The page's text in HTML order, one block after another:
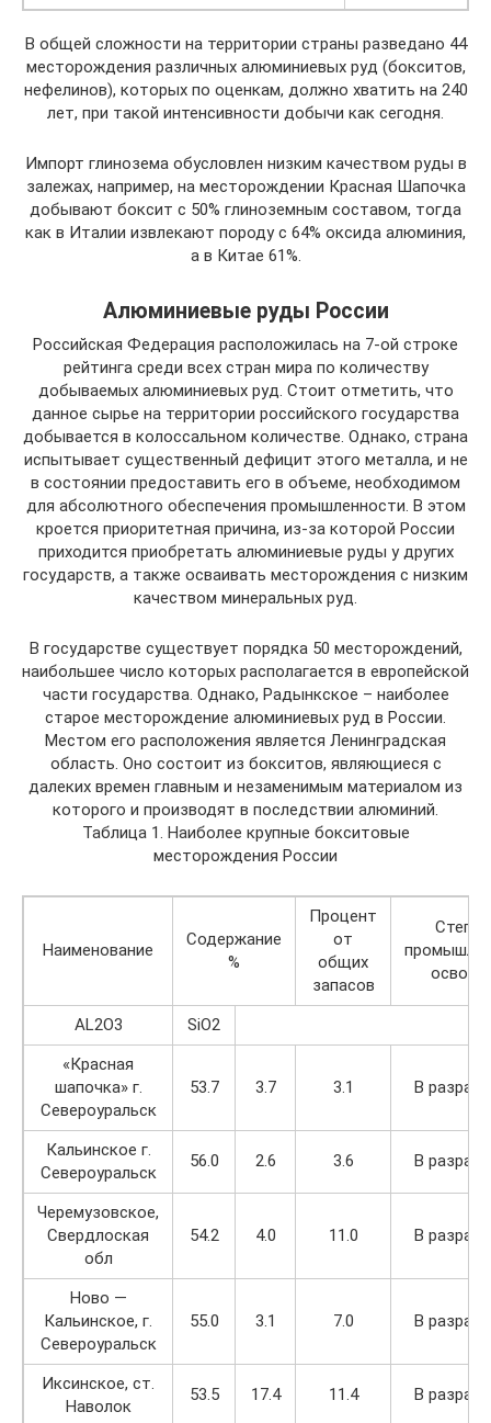
В общей сложности на территории страны разведано 44
месторождения различных алюминиевых руд (бокситов,
нефелинов), которых по оценкам, должно хватить на 240
лет, при такой интенсивности добычи как сегодня.
Импорт глинозема обусловлен низким качеством руды в
залежах, например, на месторождении Красная Шапочка
добывают боксит с 50% глиноземным составом, тогда
как в Италии извлекают породу с 64% оксида алюминия,
а в Китае 61%.
Алюминиевые руды России
Российская Федерация расположилась на 7-ой строке
рейтинга среди всех стран мира по количеству
добываемых алюминиевых руд. Стоит отметить, что
данное сырье на территории российского государства
добывается в колоссальном количестве. Однако, страна
испытывает существенный дефицит этого металла, и не
в состоянии предоставить его в объеме, необходимом
для абсолютного обеспечения промышленности. В этом
кроется приоритетная причина, из-за которой России
приходится приобретать алюминиевые руды у других
государств, а также осваивать месторождения с низким
качеством минеральных руд.
В государстве существует порядка 50 месторождений,
наибольшее число которых располагается в европейской
части государства. Однако, Радынкское – наиболее
старое месторождение алюминиевых руд в России.
Местом его расположения является Ленинградская
область. Оно состоит из бокситов, являющиеся с
далеких времен главным и незаменимым материалом из
которого и производят в последствии алюминий.
Таблица 1. Наиболее крупные бокситовые
месторождения России
Наименование
Содержание
%
Процент
от
общих
запасов
AL2O3
SiO2
«Красная
шапочка» г.
Североуральск
53.7 3.7 3.1 В
Кальинское г.
Североуральск
56.0 2.6 3.6 В
Черемузовское,
Свердлоская
обл
54.2 4.0 11.0 В
Ново —
Кальинское, г.
Североуральск
55.0 3.1 7.0 В
Иксинское, ст.
Наволок
53.5 17.4 11.4 В